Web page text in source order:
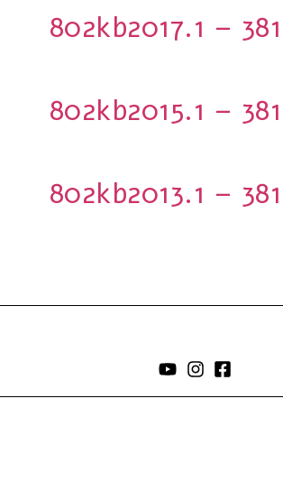
802kb2017.1 –
802kb2015.1 –
802kb2013.1 –